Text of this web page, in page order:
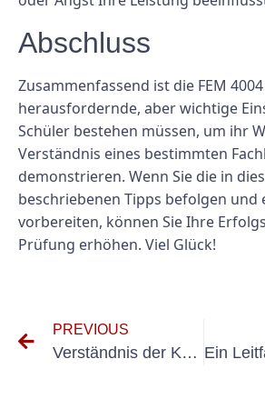
Abschluss
Zusammenfassend ist die FEM
herausfordernde, aber wichtige
Schüler bestehen müssen, um ihr
Verständnis eines bestimmten
demonstrieren. Wenn Sie die in
beschriebenen Tipps befolgen und
vorbereiten, können Sie Ihre
Prüfung erhöhen. Viel Glück!
PREVIOUS
Verständnis der Kosten der FEM 4.004 Prüfung: Ein vollständiger Leitfaden